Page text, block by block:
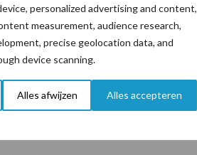
personalized advertising and content,
measurement, audience research,
precise geolocation data, and
device scanning.
Alles afwijzen Alles accepteren